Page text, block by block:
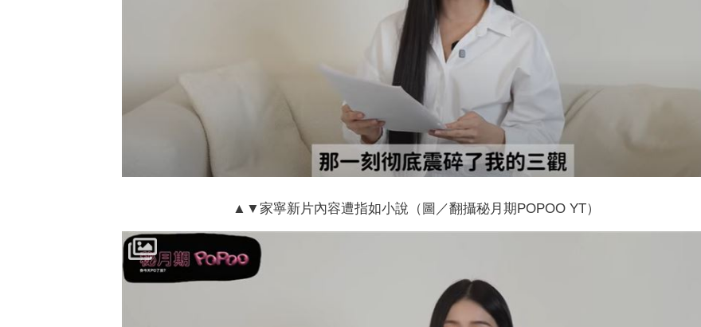
▲▼家寧新片內容遭指如小說（圖／翻攝秘月期POPOO YT）